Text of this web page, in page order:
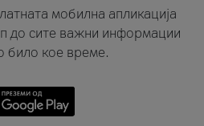
мобилна апликација
до сите важни информации
било кое време.